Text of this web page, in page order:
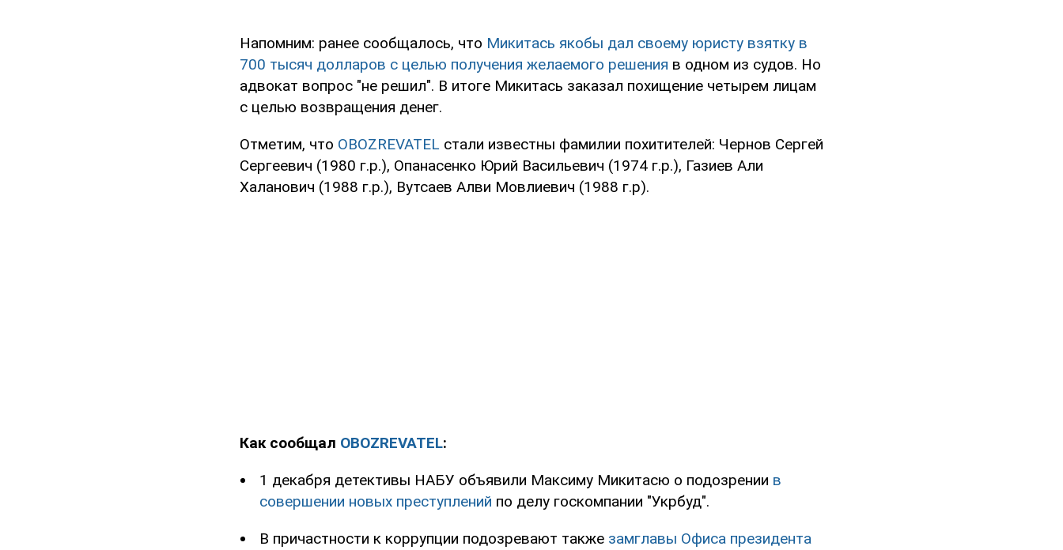
Напомним: ранее сообщалось, что Микитась якобы дал своему юристу взятку в
700 тысяч долларов с целью получения желаемого решения в одном из судов. Но
адвокат вопрос "не решил". В итоге Микитась заказал похищение четырем лицам
с целью возвращения денег.
Отметим, что OBOZREVATEL стали известны фамилии похитителей: Чернов Сергей
Сергеевич (1980 г.р.), Опанасенко Юрий Васильевич (1974 г.р.), Газиев Али
Халанович (1988 г.р.), Вутсаев Алви Мовлиевич (1988 г.р).
Как сообщал OBOZREVATEL:
1 декабря детективы НАБУ объявили Максиму Микитасю о подозрении в
совершении новых преступлений по делу госкомпании "Укрбуд".
В причастности к коррупции подозревают также замглавы Офиса президента